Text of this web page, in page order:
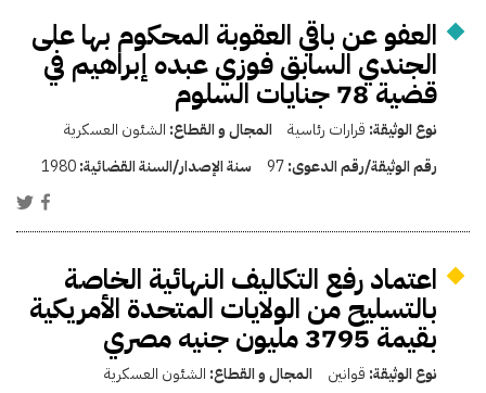
العفو عن باقي العقوبة المحكوم بها على
الجندي السابق فوزي عبده إبراهيم في
قضية 78 جنايات السلوم
نوع الوثيقة: قرارات رئاسية المجال و القطاع: الشئون العسكرية
رقم الوثيقة/رقم الدعوى:97 سنة الإصدار/السنة القضائية:1980
اعتماد رفع التكاليف النهائية الخاصة
بالتسليح من الولايات المتحدة الأمريكية
بقيمة 3795 مليون جنيه مصري
نوع الوثيقة: قوانين المجال و القطاع: الشئون العسكرية